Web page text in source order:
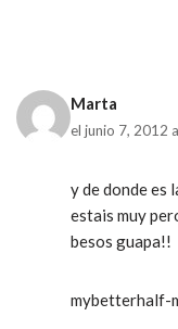
Marta
el junio 7, 2012
y de donde es
estais muy
besos guapa!!
mybetterhalf-